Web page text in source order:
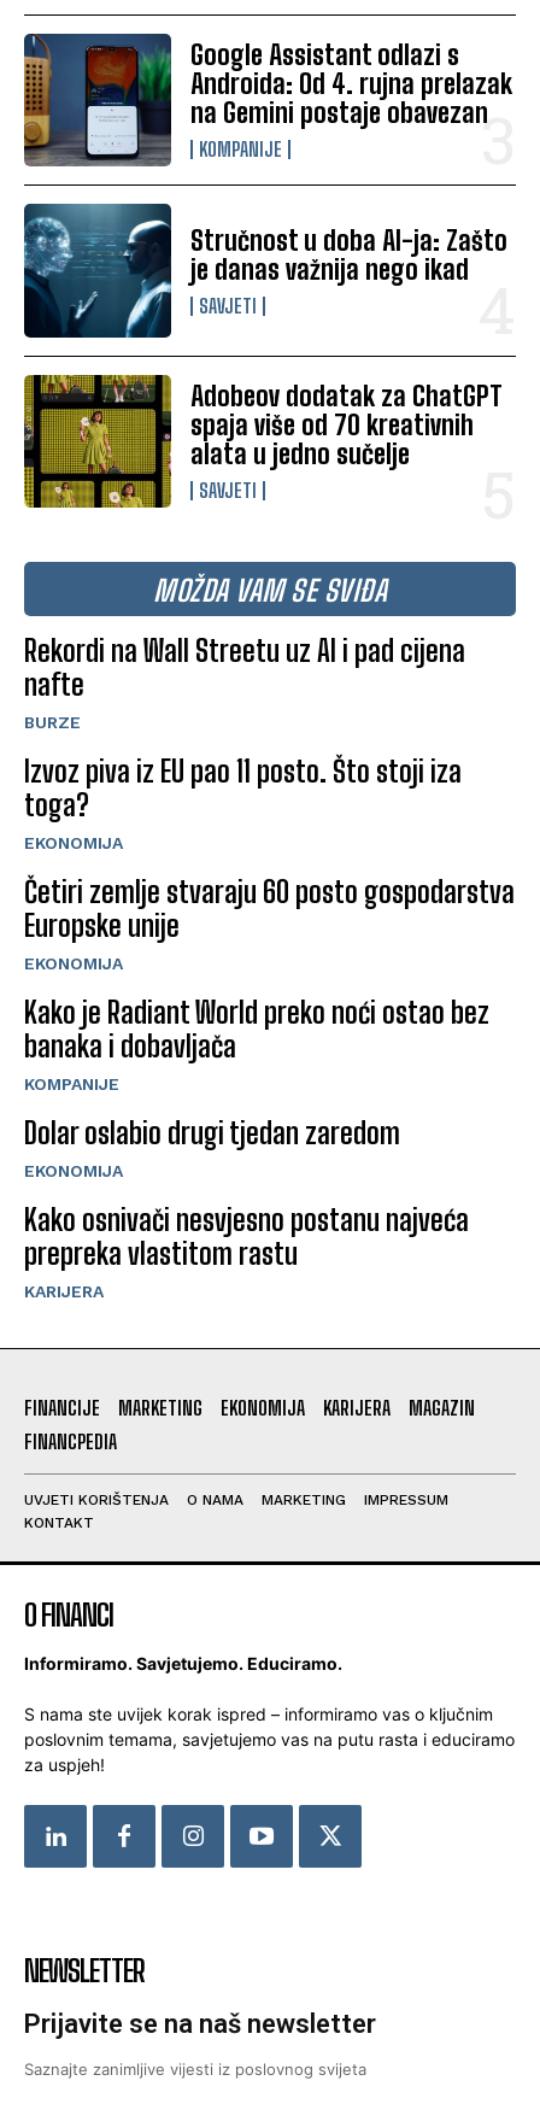
Google Assistant odlazi s
Androida: Od 4. rujna prelazak
na Gemini postaje obavezan
KOMPANIJE
Stručnost u doba AI-ja: Zašto
je danas važnija nego ikad
SAVJETI
Adobeov dodatak za ChatGPT
spaja više od 70 kreativnih
alata u jedno sučelje
SAVJETI
MOŽDA VAM SE SVIĐA
Rekordi na Wall Streetu uz AI i pad cijena
nafte
BURZE
Izvoz piva iz EU pao 11 posto. Što stoji iza
toga?
EKONOMIJA
Četiri zemlje stvaraju 60 posto gospodarstva
Europske unije
EKONOMIJA
Kako je Radiant World preko noći ostao bez
banaka i dobavljača
KOMPANIJE
Dolar oslabio drugi tjedan zaredom
EKONOMIJA
Kako osnivači nesvjesno postanu najveća
prepreka vlastitom rastu
KARIJERA
FINANCIJE MARKETING EKONOMIJA KARIJERA
MAGAZIN
FINANCPEDIA
UVJETI KORIŠTENJA O NAMA MARKETING
IMPRESSUM
KONTAKT
O FINANCI
Informiramo. Savjetujemo. Educiramo.
S nama ste uvijek korak ispred – informiramo vas o ključnim
poslovnim temama, savjetujemo vas na putu rasta i educiramo
za uspjeh!
NEWSLETTER
Prijavite se na naš newsletter
Saznajte zanimljive vijesti iz poslovnog svijeta